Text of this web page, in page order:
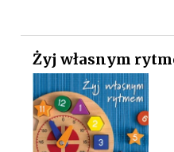
Żyj własnym